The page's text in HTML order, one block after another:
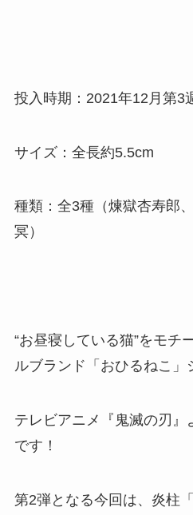
投入時期：2021年12月第3
サイズ：全長約5.5cm
種類：全3種（煉獄杏寿郎
冥）
“お昼寝している猫”をモチ
ルブランド「おひるねこ」
テレビアニメ『鬼滅の刃』
です！
第2弾となる今回は、炎柱